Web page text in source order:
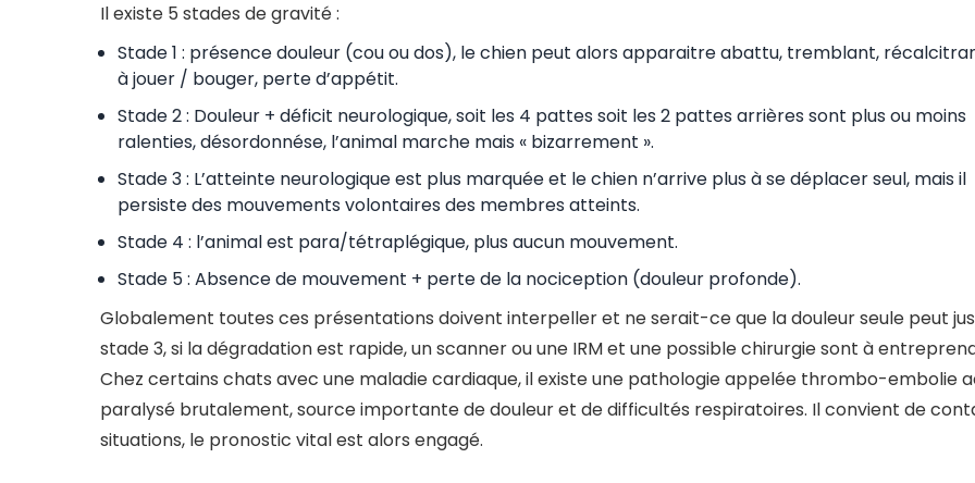
Il existe 5 stades de gravité :
Stade 1 : présence douleur (cou ou dos), le chien peut alors apparaitre abattu, tremblant,
à jouer / bouger, perte d’appétit.
Stade 2 : Douleur + déficit neurologique, soit les 4 pattes soit les 2 pattes arrières sont plus ou moins
ralenties, désordonnése, l’animal marche mais « bizarrement ».
Stade 3 : L’atteinte neurologique est plus marquée et le chien n’arrive plus à se déplacer seul, mais il
persiste des mouvements volontaires des membres atteints.
Stade 4 : l’animal est para/tétraplégique, plus aucun mouvement.
Stade 5 : Absence de mouvement + perte de la nociception (douleur profonde).
Globalement toutes ces présentations doivent interpeller et ne serait-ce que la douleur seule peut
stade 3, si la dégradation est rapide, un scanner ou une IRM et une possible chirurgie sont à
Chez certains chats avec une maladie cardiaque, il existe une pathologie appelée thrombo-embolie
paralysé brutalement, source importante de douleur et de difficultés respiratoires. Il convient de
situations, le pronostic vital est alors engagé.